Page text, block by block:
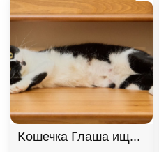
Кошечка Глаша ищет